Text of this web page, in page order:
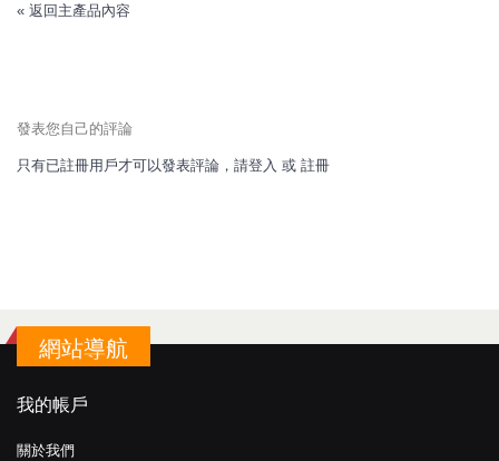
« 返回主產品內容
發表您自己的評論
只有已註冊用戶才可以發表評論，請登入 或 註冊
網站導航
我的帳戶
關於我們